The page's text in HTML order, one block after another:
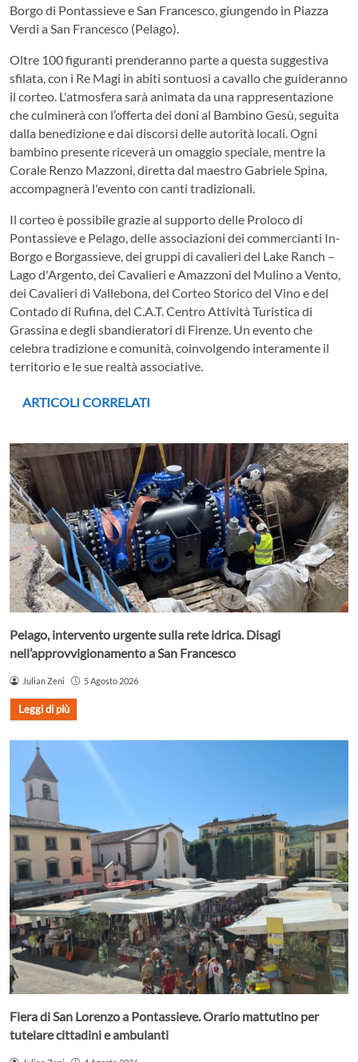
Borgo di Pontassieve e San Francesco, giungendo in Piazza
Verdi a San Francesco (Pelago).
Oltre 100 figuranti prenderanno parte a questa suggestiva
sfilata, con i Re Magi in abiti sontuosi a cavallo che guideranno
il corteo. L'atmosfera sarà animata da una rappresentazione
che culminerà con l’offerta dei doni al Bambino Gesù, seguita
dalla benedizione e dai discorsi delle autorità locali. Ogni
bambino presente riceverà un omaggio speciale, mentre la
Corale Renzo Mazzoni, diretta dal maestro Gabriele Spina,
accompagnerà l'evento con canti tradizionali.
Il corteo è possibile grazie al supporto delle Proloco di
Pontassieve e Pelago, delle associazioni dei commercianti In-
Borgo e Borgassieve, dei gruppi di cavalieri del Lake Ranch –
Lago d'Argento, dei Cavalieri e Amazzoni del Mulino a Vento,
dei Cavalieri di Vallebona, del Corteo Storico del Vino e del
Contado di Rufina, del C.A.T. Centro Attività Turistica di
Grassina e degli sbandieratori di Firenze. Un evento che
celebra tradizione e comunità, coinvolgendo interamente il
territorio e le sue realtà associative.
ARTICOLI CORRELATI
Pelago, intervento urgente sulla rete idrica. Disagi
nell’approvvigionamento a San Francesco
Julian Zeni 5 Agosto 2026
Leggi di più
Fiera di San Lorenzo a Pontassieve. Orario mattutino per
tutelare cittadini e ambulanti